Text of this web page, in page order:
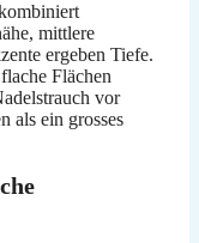
mittlere
ergeben Tiefe.
Flächen
vor
als ein grosses